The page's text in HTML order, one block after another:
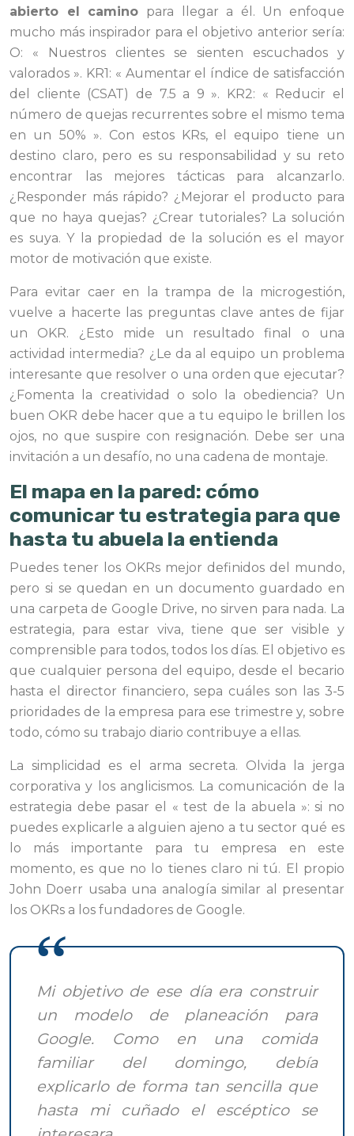
abierto el camino para llegar a él. Un enfoque
mucho más inspirador para el objetivo anterior sería:
O: « Nuestros clientes se sienten escuchados y
valorados ». KR1: « Aumentar el índice de satisfacción
del cliente (CSAT) de 7.5 a 9 ». KR2: « Reducir el
número de quejas recurrentes sobre el mismo tema
en un 50% ». Con estos KRs, el equipo tiene un
destino claro, pero es su responsabilidad y su reto
encontrar las mejores tácticas para alcanzarlo.
¿Responder más rápido? ¿Mejorar el producto para
que no haya quejas? ¿Crear tutoriales? La solución
es suya. Y la propiedad de la solución es el mayor
motor de motivación que existe.
Para evitar caer en la trampa de la microgestión,
vuelve a hacerte las preguntas clave antes de fijar
un OKR. ¿Esto mide un resultado final o una
actividad intermedia? ¿Le da al equipo un problema
interesante que resolver o una orden que ejecutar?
¿Fomenta la creatividad o solo la obediencia? Un
buen OKR debe hacer que a tu equipo le brillen los
ojos, no que suspire con resignación. Debe ser una
invitación a un desafío, no una cadena de montaje.
El mapa en la pared: cómo
comunicar tu estrategia para que
hasta tu abuela la entienda
Puedes tener los OKRs mejor definidos del mundo,
pero si se quedan en un documento guardado en
una carpeta de Google Drive, no sirven para nada. La
estrategia, para estar viva, tiene que ser visible y
comprensible para todos, todos los días. El objetivo es
que cualquier persona del equipo, desde el becario
hasta el director financiero, sepa cuáles son las 3-5
prioridades de la empresa para ese trimestre y, sobre
todo, cómo su trabajo diario contribuye a ellas.
La simplicidad es el arma secreta. Olvida la jerga
corporativa y los anglicismos. La comunicación de la
estrategia debe pasar el « test de la abuela »: si no
puedes explicarle a alguien ajeno a tu sector qué es
lo más importante para tu empresa en este
momento, es que no lo tienes claro ni tú. El propio
John Doerr usaba una analogía similar al presentar
los OKRs a los fundadores de Google.
Mi objetivo de ese día era construir
un modelo de planeación para
Google. Como en una comida
familiar del domingo, debía
explicarlo de forma tan sencilla que
hasta mi cuñado el escéptico se